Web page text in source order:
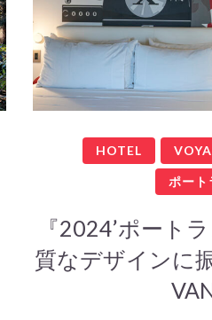
HOTEL
ポート
『2024’ポート
質なデザインに